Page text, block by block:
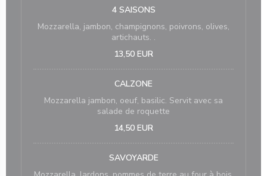
4 SAISONS
Mozzarella, jambon, champignons, poivrons, olives,
artichauts. .
13,50 EUR
CALZONE
Mozzarella jambon, oeuf, basilic. Servit avec sa
salade de roquette
14,50 EUR
SAVOYARDE